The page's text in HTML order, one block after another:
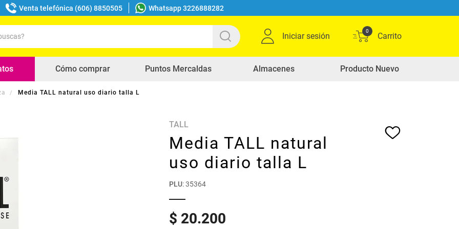
Venta telefónica (606) 8850505 Whatsapp 3226888282
Iniciar sesión
0
Cómo comprar Puntos Mercaldas Almacenes Producto Nuevo
Media TALL natural uso diario talla L
TALL
Media TALL natural
uso diario talla L
PLU:35364
$ 20.200
buscados